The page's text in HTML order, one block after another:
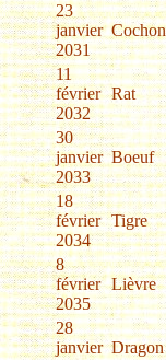
23
janvier
2031
Cochon
11
février
2032
Rat
30
janvier
2033
Boeuf
18
février
2034
Tigre
8
février
2035
Lièvre
28
janvier Dragon